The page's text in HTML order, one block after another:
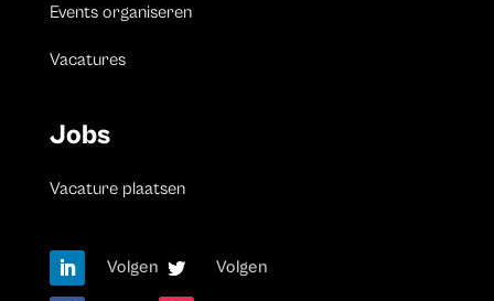
Events organiseren
Vacatures
Jobs
Vacature plaatsen
Volgen Volgen